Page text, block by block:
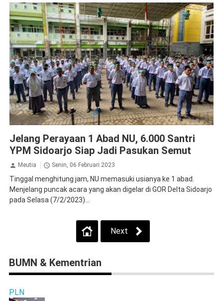
Jelang Perayaan 1 Abad NU, 6.000 Santri
YPM Sidoarjo Siap Jadi Pasukan Semut
Meutia Senin, 06 Februari 2023
Tinggal menghitung jam, NU memasuki usianya ke 1 abad.
Menjelang puncak acara yang akan digelar di GOR Delta Sidoarjo
pada Selasa (7/2/2023)...
Next
BUMN & Kementrian
PLN